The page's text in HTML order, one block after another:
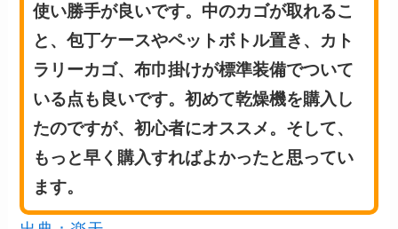
使い勝手が良いです。中のカゴが取れるこ
と、包丁ケースやペットボトル置き、カト
ラリーカゴ、布巾掛けが標準装備でついて
いる点も良いです。初めて乾燥機を購入し
たのですが、初心者にオススメ。そして、
もっと早く購入すればよかったと思ってい
ます。